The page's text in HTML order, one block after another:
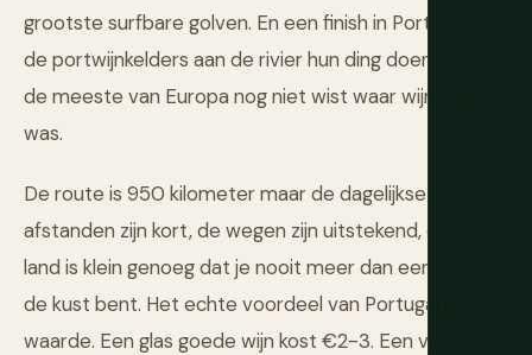
grootste surfbare golven. En een finish in Porto, waar
de portwijnkelders aan de rivier hun ding doen sinds
de meeste van Europa nog niet wist waar wijn voor
was.
De route is 950 kilometer maar de dagelijkse
afstanden zijn kort, de wegen zijn uitstekend, en het
land is klein genoeg dat je nooit meer dan een uur van
de kust bent. Het echte voordeel van Portugal is de
waarde. Een glas goede wijn kost €2-3. Een volledige